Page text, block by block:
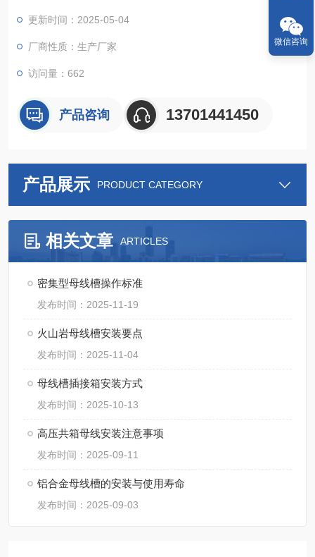
更新时间：2025-05-04
厂商性质：生产厂家
访问量：662
产品咨询 13701441450
产品展示 PRODUCT CATEGORY
相关文章 ARTICLES
密集型母线槽操作标准
发布时间：2025-11-19
火山岩母线槽安装要点
发布时间：2025-11-04
母线槽插接箱安装方式
发布时间：2025-10-13
高压共箱母线安装注意事项
发布时间：2025-09-11
铝合金母线槽的安装与使用寿命
发布时间：2025-09-03
微信咨询